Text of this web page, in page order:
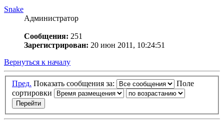
Snake
Администратор
Сообщения: 251
Зарегистрирован: 20 июн 2011, 10:24:51
Вернуться к началу
Пред. Показать сообщения за:
Поле
сортировки